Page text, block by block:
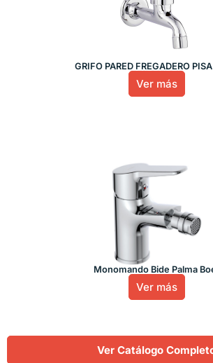
GRIFO PARED FREGADERO
Ver más
Monomando Bide Palma
Ver más
Ver Catálogo